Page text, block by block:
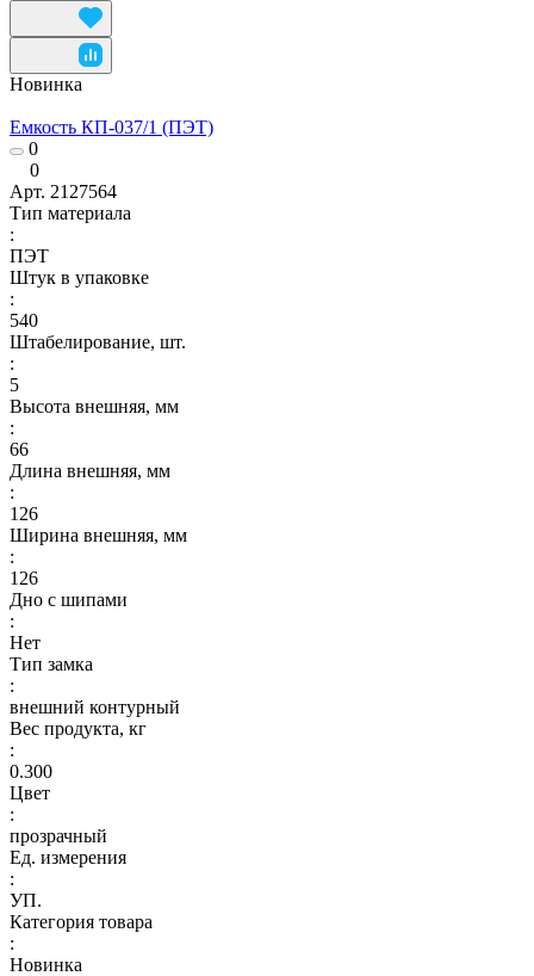
Новинка
Емкость КП-037/1 (ПЭТ)
0
0
Арт. 2127564
Тип материала
:
ПЭТ
Штук в упаковке
:
540
Штабелирование, шт.
:
5
Высота внешняя, мм
:
66
Длина внешняя, мм
:
126
Ширина внешняя, мм
:
126
Дно с шипами
:
Нет
Тип замка
:
внешний контурный
Вес продукта, кг
:
0.300
Цвет
:
прозрачный
Ед. измерения
:
УП.
Категория товара
:
Новинка